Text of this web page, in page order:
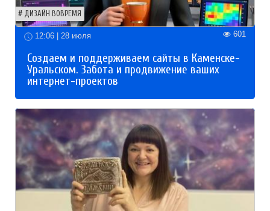
ДИЗАЙН ВОВРЕМЯ
12:06 | 28 июля 601
Создаем и поддерживаем сайты в Каменске-
Уральском. Забота и продвижение ваших
интернет-проектов